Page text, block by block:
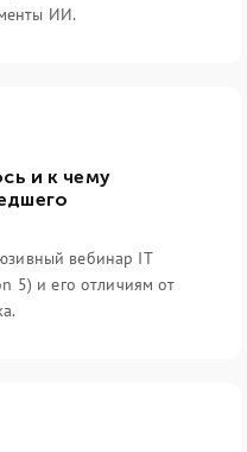
ИИ.
и к чему
вебинар IT
5) и его отличиям от